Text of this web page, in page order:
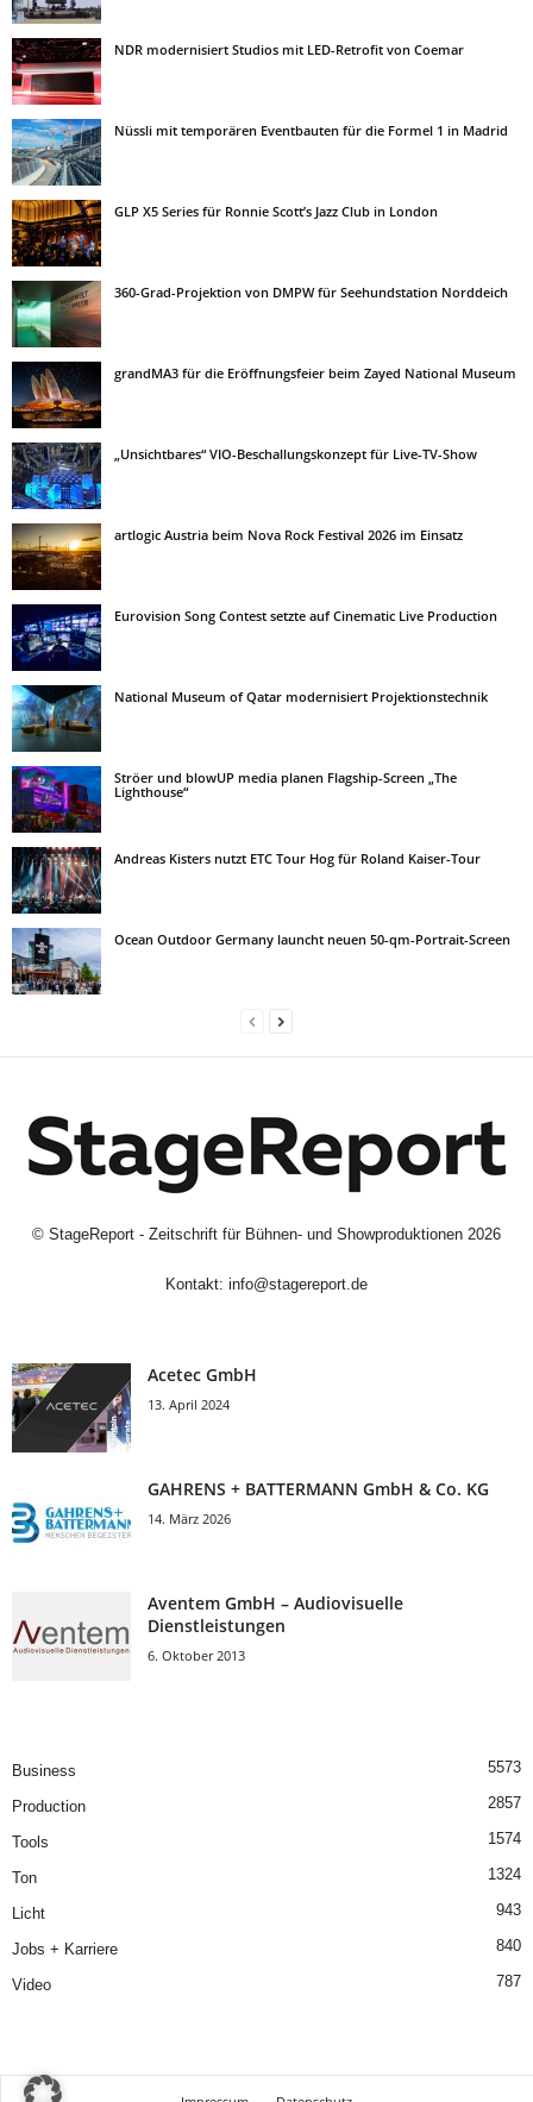
NDR modernisiert Studios mit LED-Retrofit von Coemar
Nüssli mit temporären Eventbauten für die Formel 1 in Madrid
GLP X5 Series für Ronnie Scott’s Jazz Club in London
360-Grad-Projektion von DMPW für Seehundstation Norddeich
grandMA3 für die Eröffnungsfeier beim Zayed National Museum
„Unsichtbares“ VIO-Beschallungskonzept für Live-TV-Show
artlogic Austria beim Nova Rock Festival 2026 im Einsatz
Eurovision Song Contest setzte auf Cinematic Live Production
National Museum of Qatar modernisiert Projektionstechnik
Ströer und blowUP media planen Flagship-Screen „The
Lighthouse“
Andreas Kisters nutzt ETC Tour Hog für Roland Kaiser-Tour
Ocean Outdoor Germany launcht neuen 50-qm-Portrait-Screen
© StageReport - Zeitschrift für Bühnen- und Showproduktionen 2026
Kontakt: info@stagereport.de
Acetec GmbH
13. April 2024
GAHRENS + BATTERMANN GmbH & Co. KG
14. März 2026
Aventem GmbH – Audiovisuelle
Dienstleistungen
6. Oktober 2013
Business 5573
Production 2857
Tools 1574
Ton 1324
Licht 943
Jobs + Karriere 840
Video 787